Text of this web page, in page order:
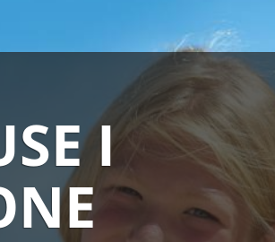
I
laveste pris
ét sted